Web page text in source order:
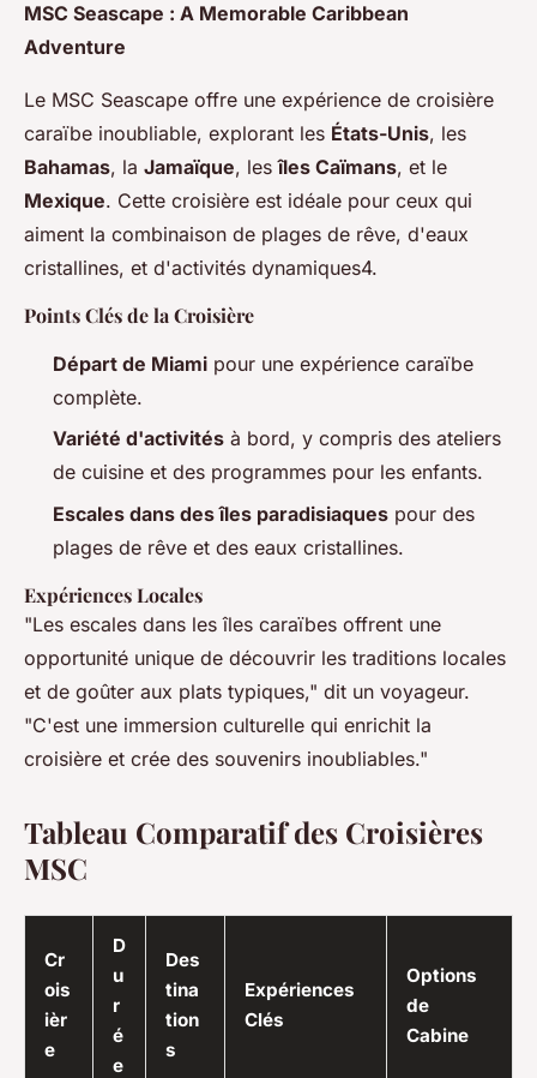
MSC Seascape : A Memorable Caribbean
Adventure
Le MSC Seascape offre une expérience de croisière
caraïbe inoubliable, explorant les États-Unis, les
Bahamas, la Jamaïque, lesîles Caïmans, et le
Mexique. Cette croisière est idéale pour ceux qui
aiment la combinaison de plages de rêve, d'eaux
cristallines, et d'activités dynamiques4.
Points Clés de la Croisière
Départ de Miami pour une expérience caraïbe
complète.
Variété d'activités à bord, y compris des ateliers
de cuisine et des programmes pour les enfants.
Escales dans des îles paradisiaques pour des
plages de rêve et des eaux cristallines.
Expériences Locales
"Les escales dans les îles caraïbes offrent une
opportunité unique de découvrir les traditions locales
et de goûter aux plats typiques," dit un voyageur.
"C'est une immersion culturelle qui enrichit la
croisière et crée des souvenirs inoubliables."
Tableau Comparatif des Croisières
MSC
Cr
ois
ièr
e
D
u
r
é
e
Des
tina
tion
s
Expériences
Clés
Options
de
Cabine